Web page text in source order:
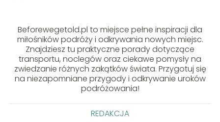
Beforewegetold.pl to miejsce pełne inspiracji dla
miłośników podróży i odkrywania nowych miejsc.
Znajdziesz tu praktyczne porady dotyczące
transportu, noclegów oraz ciekawe pomysły na
zwiedzanie różnych zakątków świata. Przygotuj się
na niezapomniane przygody i odkrywanie uroków
podróżowania!
REDAKCJA